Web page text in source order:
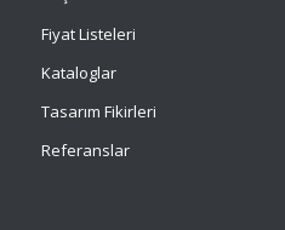
Fiyat Listeleri
Kataloglar
Tasarım Fikirleri
Referanslar